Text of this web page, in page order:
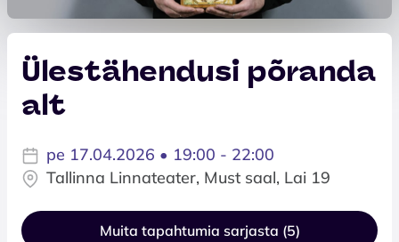
Ülestähendusi põranda
alt
pe 17.04.2026 • 19:00 - 22:00
Tallinna Linnateater, Must saal, Lai 19
Muita tapahtumia sarjasta (5)